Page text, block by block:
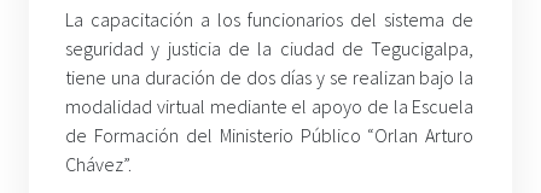
La capacitación a los funcionarios del sistema de
seguridad y justicia de la ciudad de Tegucigalpa,
tiene una duración de dos días y se realizan bajo la
modalidad virtual mediante el apoyo de la Escuela
de Formación del Ministerio Público “Orlan Arturo
Chávez”.